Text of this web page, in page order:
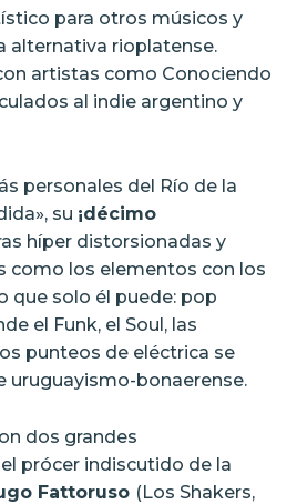
para otros músicos y
alternativa rioplatense.
artistas como Conociendo
al indie argentino y
personales del Río de la
su ¡décimo
híper distorsionadas y
como los elementos con los
que solo él puede: pop
el Funk, el Soul, las
punteos de eléctrica se
uruguayismo-bonaerense.
dos grandes
prócer indiscutido de la
Fattoruso (Los Shakers,